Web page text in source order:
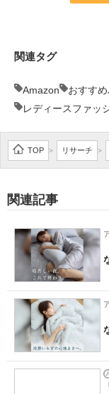
企業向けIT製品の
IT製品の技術・比
製造業のIT導入・
エレクトロニクス
電子設計の基本と
エネルギーの専門
建設×テクノロジー
ちょっと気になる
関連タグ
Amazon おすす
レディースファッ
TOP > リサーチ >
関連記事